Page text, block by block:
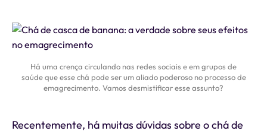
Há uma crença circulando nas redes sociais e em grupos de
saúde que esse chá pode ser um aliado poderoso no processo de
emagrecimento. Vamos desmistificar esse assunto?
Recentemente, há muitas dúvidas sobre o chá de